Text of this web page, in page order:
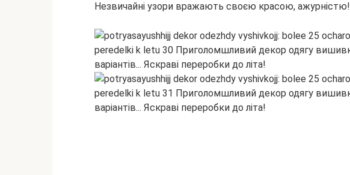
Незвичайні узори вражають своєю красою, ажурністю!